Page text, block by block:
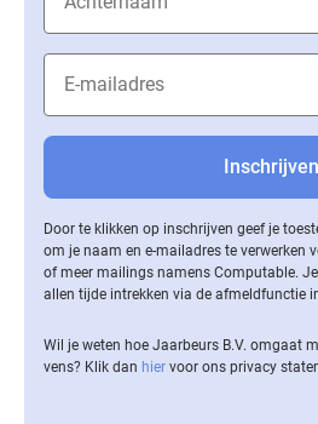
Door te klikken op inschrijven geef je
om je naam en e-mailadres te verwerken
of meer mailings namens Computable.
allen tijde intrekken via de af­meld­func­tie
Wil je weten hoe Jaarbeurs B.V. omgaat
vens? Klik dan hier voor ons privacy